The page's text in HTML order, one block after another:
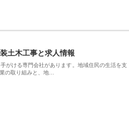
土木工事と求人情報
がける専門会社があります。地域住民の生活を支
の取り組みと、地…